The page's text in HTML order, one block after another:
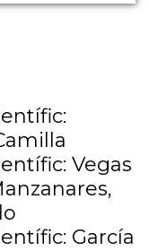
Vegas
García